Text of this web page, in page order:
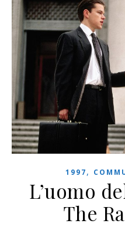
1997,
L’uomo
The